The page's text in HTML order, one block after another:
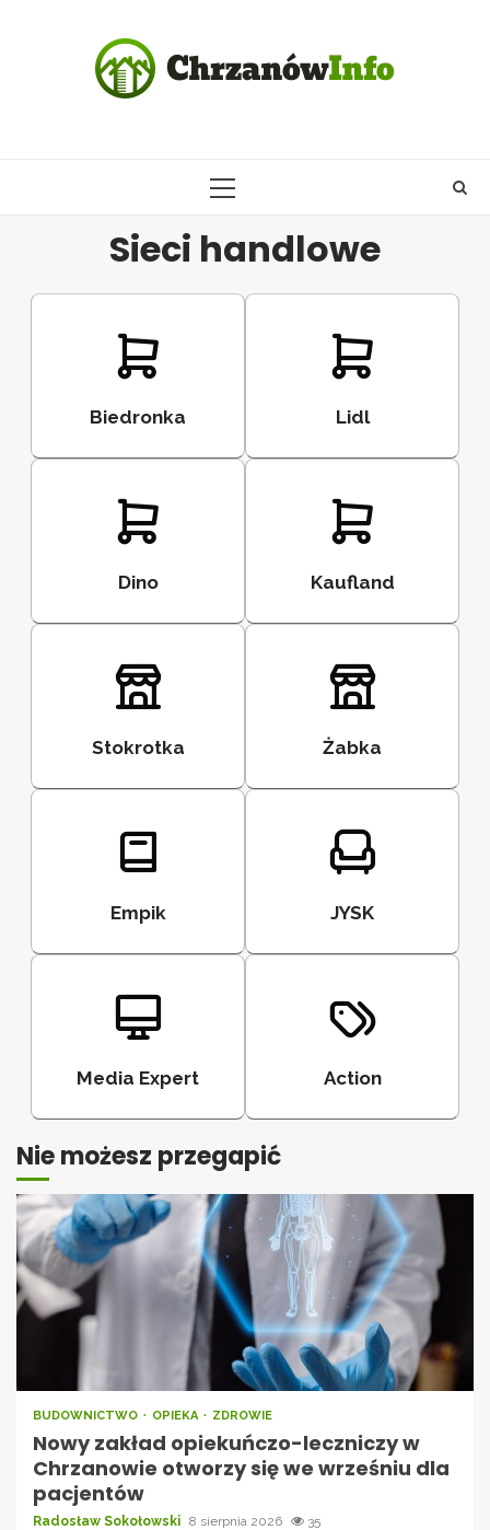
PRIMARY
Sieci handlowe
Biedronka Lidl
Dino Kaufland
Stokrotka Żabka
Empik JYSK
Media Expert Action
Nie możesz przegapić
BUDOWNICTWO OPIEKA ZDROWIE
Nowy zakład opiekuńczo-leczniczy w
Chrzanowie otworzy się we wrześniu dla
pacjentów
Radosław Sokołowski 8 sierpnia 2026 35